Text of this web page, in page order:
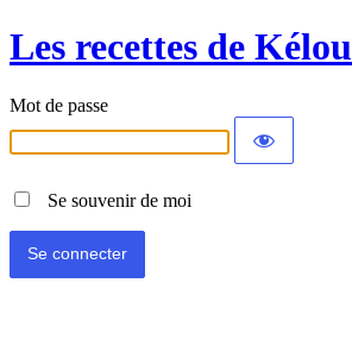
Les recettes de Kélou
Mot de passe
Se souvenir de moi